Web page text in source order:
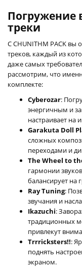
Погружение
треки
С CHUNITHM PACK вы
треков, каждый из
даже самых
рассмотрим, что
комплекте:
Cyberozar:
энергичным и
настраивает на
Garakuta Doll
сложных
переходами и
The Wheel to
гармонии
балансирует на
Ray Tuning:
звучания и
Ikazuchi:
традиционных
привлекут
Trrricksters!!:
поднять
экраном.